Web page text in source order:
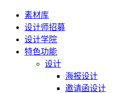
素材库
设计师招募
设计学院
特色功能
设计
海报设计
邀请函设计